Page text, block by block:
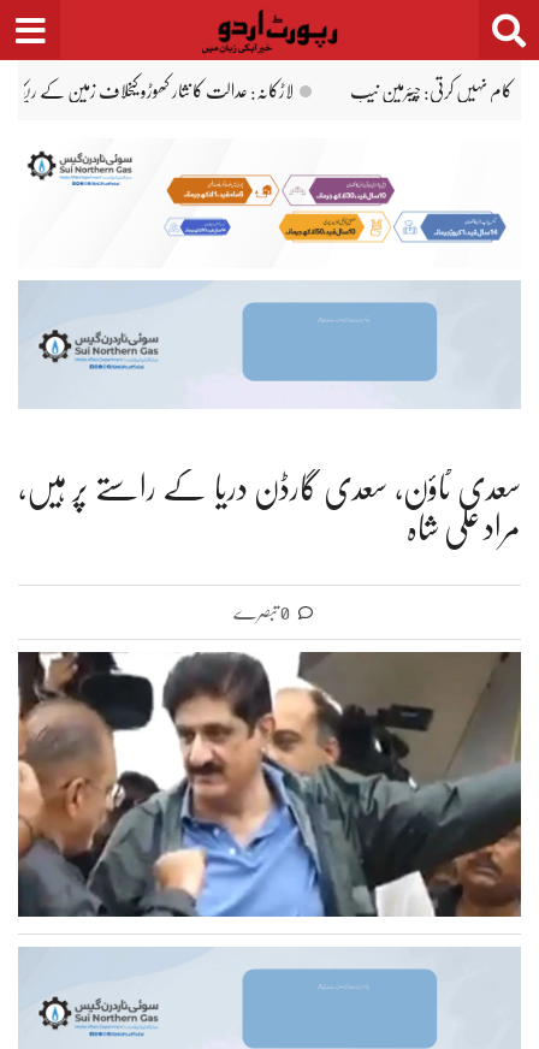
Skip
to
content
میں بدعنوانی کی تحقیقات کا حکم کراچی: انٹرمیڈیٹ آرٹس ریگولر 12ویں جماعت کے نتائج کا اعلان، سرکاری کالج کا طالبعلم پوزیشن ہولڈرز میں شامل
سعدی ٹاؤن، سعدی گارڈن دریا کے راستے پر ہیں،
مراد علی شاہ
0 تبصرے